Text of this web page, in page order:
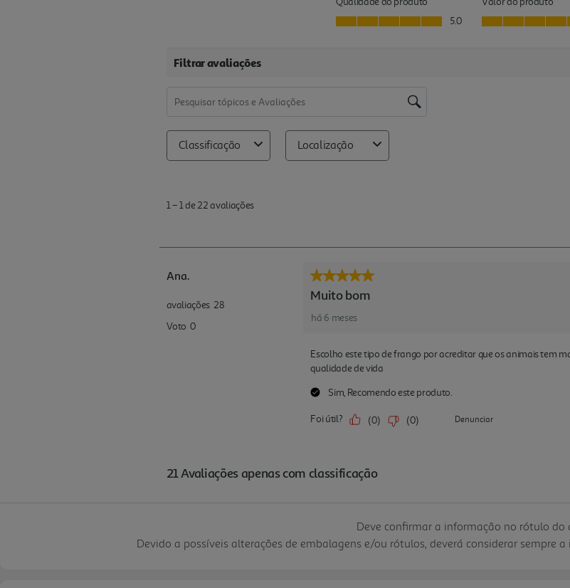
Deve confirmar a informação no rótulo do
Devido a possíveis alterações de embalagens e/ou rótulos, deverá considerar sempre